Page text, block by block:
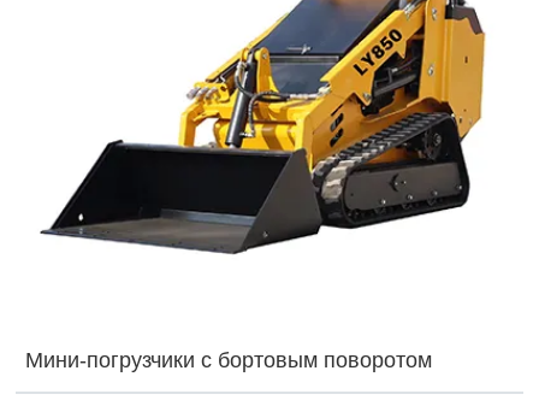
Мини-погрузчики с бортовым поворотом